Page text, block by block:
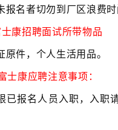
报名者切勿到厂区浪费时
康招聘面试所带物品
原件，个人生活用品。
士康应聘注意事项：
已报名人员入职，入职